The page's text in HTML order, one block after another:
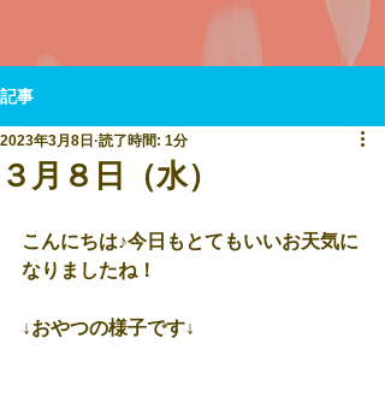
記事
３月８日（水）
2023年3月8日 読了時間: 1分
こんにちは♪今日もとてもいいお天気に
なりましたね！
↓おやつの様子です↓